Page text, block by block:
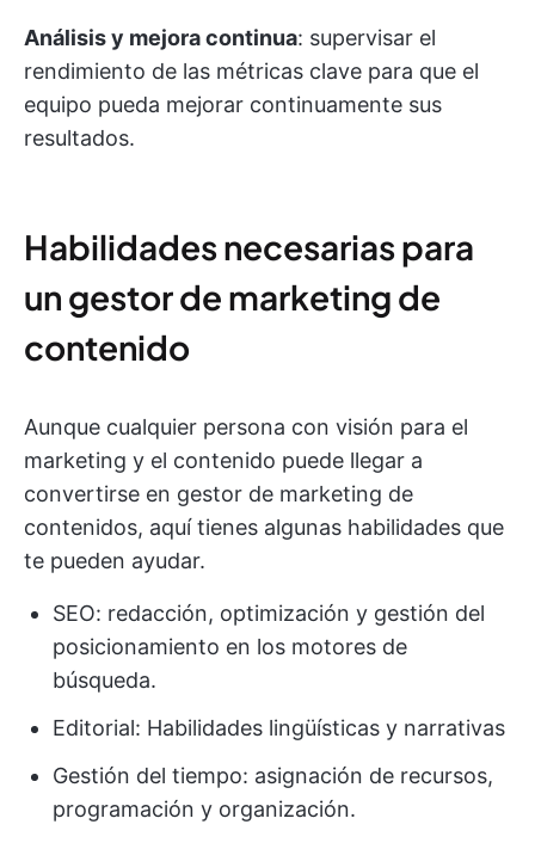
Análisis y mejora continua: supervisar el
rendimiento de las métricas clave para que el
equipo pueda mejorar continuamente sus
resultados.
Habilidades necesarias para
un gestor de marketing de
contenido
Aunque cualquier persona con visión para el
marketing y el contenido puede llegar a
convertirse en gestor de marketing de
contenidos, aquí tienes algunas habilidades que
te pueden ayudar.
SEO: redacción, optimización y gestión del
posicionamiento en los motores de
búsqueda.
Editorial: Habilidades lingüísticas y narrativas
Gestión del tiempo: asignación de recursos,
programación y organización.